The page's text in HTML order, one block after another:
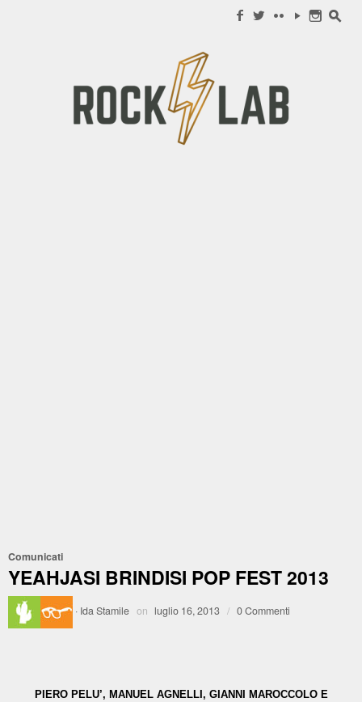
f w c y n s
Comunicati
YEAHJASI BRINDISI POP FEST 2013
· Ida Stamile on luglio 16, 2013 / 0 Commenti
PIERO PELU’, MANUEL AGNELLI, GIANNI MAROCCOLO E